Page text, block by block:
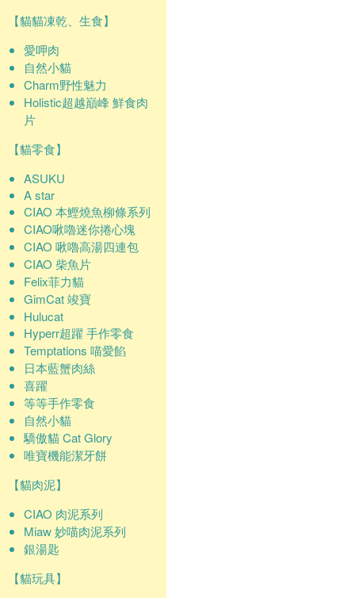
【貓貓凍乾、生食】
愛呷肉
自然小貓
Charm野性魅力
Holistic超越巔峰 鮮食肉
片
【貓零食】
ASUKU
A star
CIAO 本鰹燒魚柳條系列
CIAO啾嚕迷你捲心塊
CIAO 啾嚕高湯四連包
CIAO 柴魚片
Felix菲力貓
GimCat 竣寶
Hulucat
Hyperr超躍 手作零食
Temptations 喵愛餡
日本藍蟹肉絲
喜躍
等等手作零食
自然小貓
驕傲貓 Cat Glory
唯寶機能潔牙餅
【貓肉泥】
CIAO 肉泥系列
Miaw 妙喵肉泥系列
銀湯匙
【貓玩具】